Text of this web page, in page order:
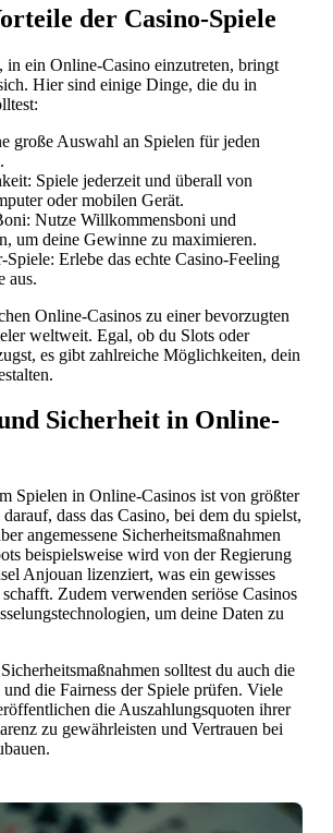
der Casino-Spiele
in ein Online-Casino einzutreten, bringt
Hier sind einige Dinge, die du in
große Auswahl an Spielen für jeden
Spiele jederzeit und überall von
oder mobilen Gerät.
Nutze Willkommensboni und
um deine Gewinne zu maximieren.
Erlebe das echte Casino-Feeling
aus.
Online-Casinos zu einer bevorzugten
weltweit. Egal, ob du Slots oder
es gibt zahlreiche Möglichkeiten, dein
Sicherheit in Online-
Spielen in Online-Casinos ist von größter
dass das Casino, bei dem du spielst,
angemessene Sicherheitsmaßnahmen
beispielsweise wird von der Regierung
Anjouan lizenziert, was ein gewisses
Zudem verwenden seriöse Casinos
um deine Daten zu
solltest du auch die
die Fairness der Spiele prüfen. Viele
die Auszahlungsquoten ihrer
zu gewährleisten und Vertrauen bei